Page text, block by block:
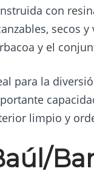
con
secos
y el
para la
limpio y